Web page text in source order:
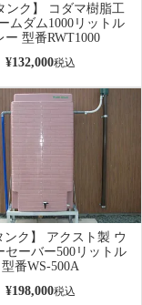
ンク】 コダマ樹脂工
ムダム1000リットル
ー 型番RWT1000
¥132,000税込
ンク】 アクスト製 ウ
セーバー500リットル
型番WS-500A
¥198,000税込